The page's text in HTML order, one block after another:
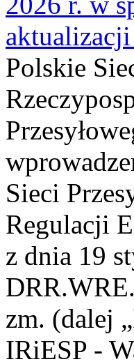
Polskie
Sieci
Regulacji
z dnia 19
zm. (dalej
IRiESP -